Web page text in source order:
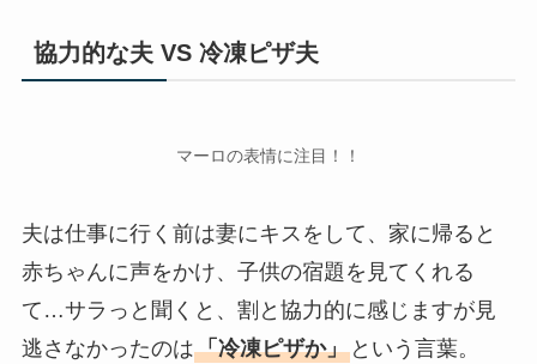
協力的な夫 VS 冷凍ピザ夫
マーロの表情に注目！！
夫は仕事に行く前は妻にキスをして、家に帰ると
赤ちゃんに声をかけ、子供の宿題を見てくれる
て…サラっと聞くと、割と協力的に感じますが見
逃さなかったのは「冷凍ピザか」という言葉。